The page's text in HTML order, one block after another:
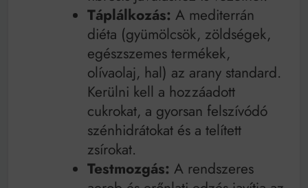
Táplálkozás: A mediterrán
diéta (gyümölcsök, zöldségek,
egészszemes termékek,
olívaolaj, hal) az arany standard.
Kerülni kell a hozzáadott
cukrokat, a gyorsan felszívódó
szénhidrátokat és a telített
zsírokat.
Testmozgás: A rendszeres